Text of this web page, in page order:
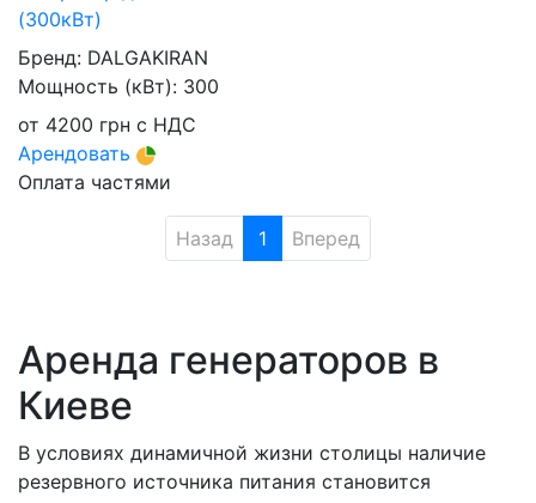
(300кВт)
Бренд: DALGAKIRAN
Мощность (кВт): 300
от 4200 грн с НДС
Арендовать
Оплата частями
Назад 1 Вперед
Аренда генераторов в
Киеве
В условиях динамичной жизни столицы наличие
резервного источника питания становится